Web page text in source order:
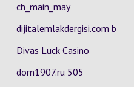
ch_main_may
dijitalemlakdergisi.com b
Divas Luck Casino
dom1907.ru 505